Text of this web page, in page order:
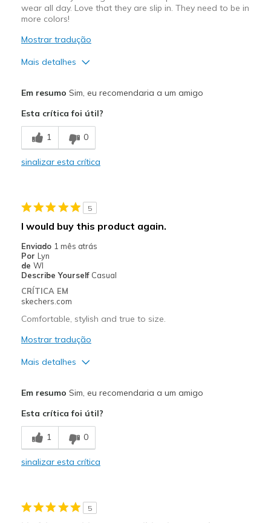
wear all day. Love that they are slip in. They need to be in
more colors!
Mostrar tradução
Mais detalhes
Breathe Well
Comfortable
Contras
Melhores utilizações
Sizing
Feels true to size
View On Shoes
Em resumo Sim, eu recomendaria a um amigo
Esta crítica foi útil?
1 0
sinalizar esta crítica
5
I would buy this product again.
Enviado 1 mês atrás
Por Lyn
de WI
Describe Yourself Casual
CRÍTICA EM
skechers.com
Comfortable, stylish and true to size.
Mostrar tradução
Mais detalhes
Comfortable
Stylish
Em resumo Sim, eu recomendaria a um amigo
Esta crítica foi útil?
1 0
sinalizar esta crítica
5